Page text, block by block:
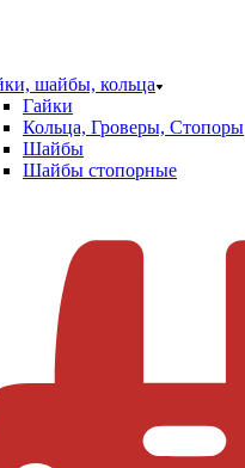
шайбы, кольца
Гайки
Кольца, Гроверы, Стопоры
Шайбы
Шайбы стопорные